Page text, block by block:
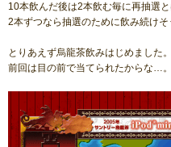
10本飲んだ後は2本飲む毎に再抽選
2本ずつなら抽選のために飲み続けそ
とりあえず烏龍茶飲みはじめました。
前回は目の前で当てられたからな…。